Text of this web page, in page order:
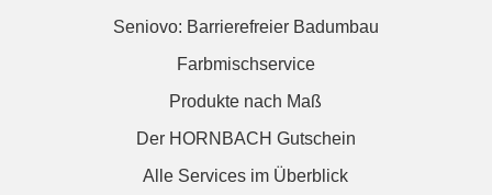
Seniovo: Barrierefreier Badumbau
Farbmischservice
Produkte nach Maß
Der HORNBACH Gutschein
Alle Services im Überblick